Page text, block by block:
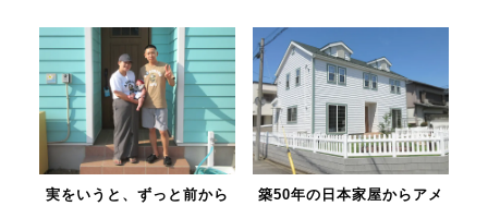
実をいうと、ずっと前から
築50年の日本家屋からアメ